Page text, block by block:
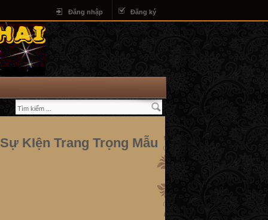
Đăng nhập Đăng ký
KIện Trang Trọng Mẫu